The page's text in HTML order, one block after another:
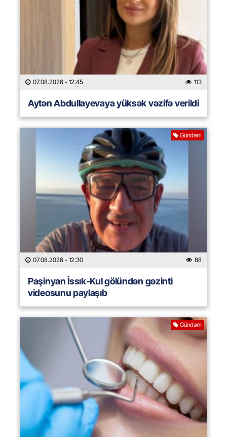
07.08.2026 - 12:45 113
Aytən Abdullayevaya yüksək vəzifə verildi
Gündəm
07.08.2026 - 12:30 88
Paşinyan İssık-Kul gölündən gəzinti
videosunu paylaşıb
Gündəm